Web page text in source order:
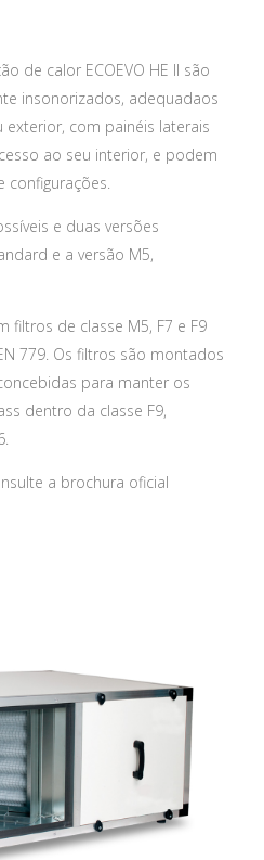
de calor ECOEVO HE II são
insonorizados, adequadaos
com painéis laterais
ao seu interior, e podem
configurações.
e duas versões
e a versão M5,
filtros de classe M5, F7 e F9
779. Os filtros são montados
para manter os
dentro da classe F9,
a brochura oficial